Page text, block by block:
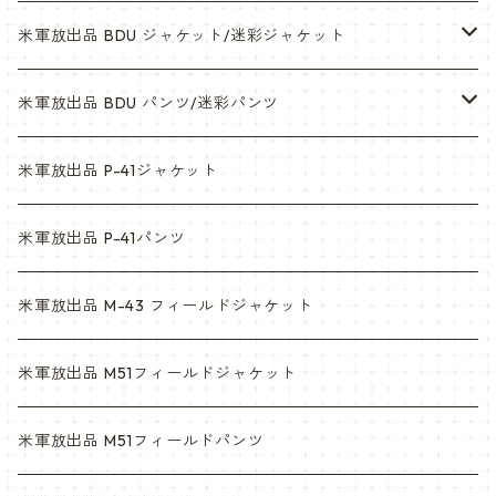
米軍放出品 BDU ジャケット/迷彩ジャケット
ウッドランド
ACU
マルチカム
3c
6c
デザート
米軍放出品 BDU パンツ/迷彩パンツ
ウッドランド
ACU
マルチカム
3c
6c
米軍放出品 P-41ジャケット
米軍放出品 P-41パンツ
米軍放出品 M-43 フィールドジャケット
米軍放出品 M51フィールドジャケット
米軍放出品 M51フィールドパンツ